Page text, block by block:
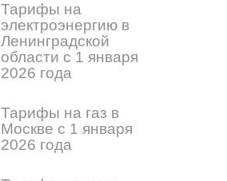
Тарифы на
электроэнергию в
Ленинградской
области с 1 января
2026 года
Тарифы на газ в
Москве с 1 января
2026 года